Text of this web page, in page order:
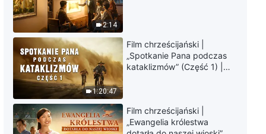
8:27
Słowo Boże na każdy dzień:
Wcielenie | Fragment 125
7:35
Słowo Boże na każdy dzień:
Wcielenie | Fragment 126
2:14
1:20:47
Film chrześcijański |
„Spotkanie Pana podczas
kataklizmów” (Część 1) |
Film chrześcijański |
„Ewangelia królestwa